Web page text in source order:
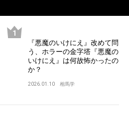
『悪魔のいけにえ』改めて問
う、ホラーの金字塔『悪魔の
いけにえ』は何故怖かったの
か？
2026.01.10 相馬学